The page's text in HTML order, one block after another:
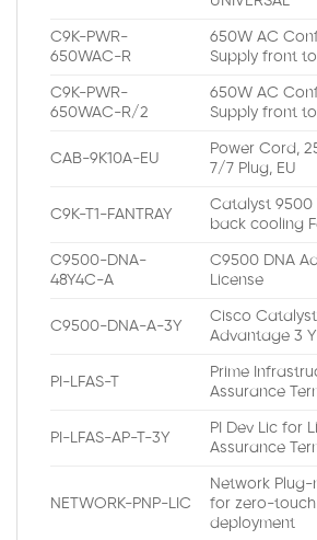
C9K-PWR-
650WAC-R
650W AC
Supply front
C9K-PWR-
650WAC-R/2
650W AC
Supply front
CAB-9K10A-EU
Power Cord,
7/7 Plug, EU
C9K-T1-FANTRAY
Catalyst 9500
back cooling
C9500-DNA-
48Y4C-A
C9500 DNA
License
C9500-DNA-A-3Y
Cisco
Advantage 3
PI-LFAS-T
Prime
Assurance
PI-LFAS-AP-T-3Y
PI Dev Lic for
Assurance
NETWORK-PNP-LIC
Network
for zero-
deployment